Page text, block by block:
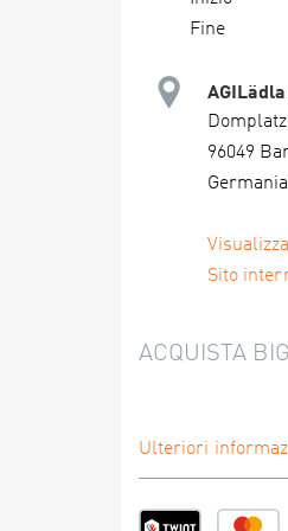
Fine
96049
Germania
Sito
ACQUISTA
Ulteriori